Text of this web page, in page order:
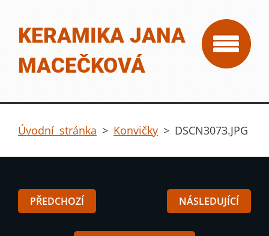
KERAMIKA JANA
MACEČKOVÁ
Úvodní stránka > Konvičky > DSCN3073.JPG
PŘEDCHOZÍ NÁSLEDUJÍCÍ